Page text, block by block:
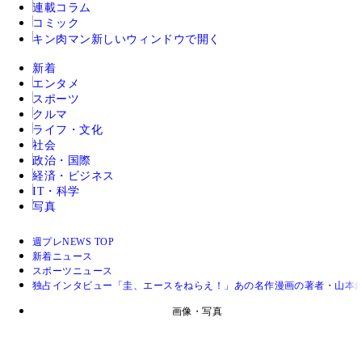
連載コラム
コミック
キン肉マン 新しいウィンドウで開く
新着
エンタメ
スポーツ
クルマ
ライフ・文化
社会
政治・国際
経済・ビジネス
IT・科学
写真
週プレNEWS TOP
新着ニュース
スポーツニュース
独占インタビュー「圭、エースをねらえ！」あの名作漫画の著者・山本
画像・写真